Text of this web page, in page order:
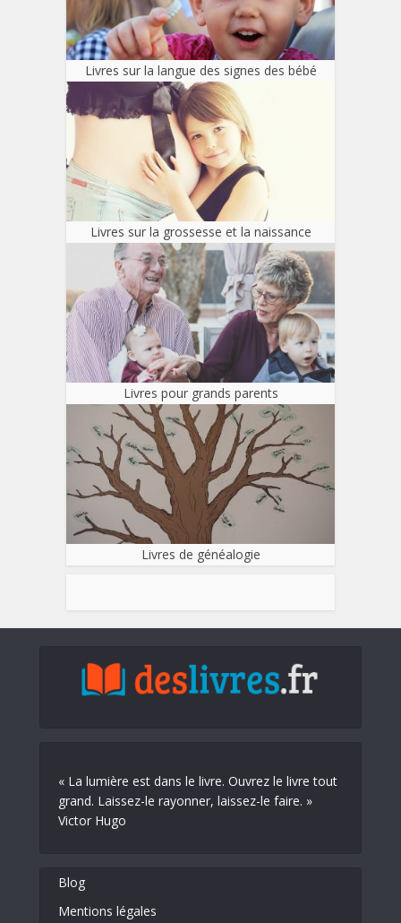
Livres sur la langue des signes des bébé
Livres sur la grossesse et la naissance
Livres pour grands parents
Livres de généalogie
« La lumière est dans le livre. Ouvrez le livre tout
grand. Laissez-le rayonner, laissez-le faire. »
Victor Hugo
Blog
Mentions légales